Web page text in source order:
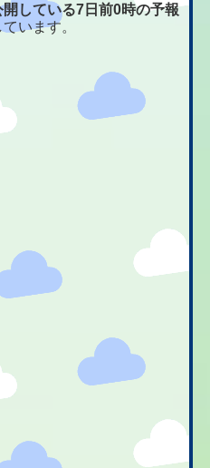
開している7日前0時の予報
います。